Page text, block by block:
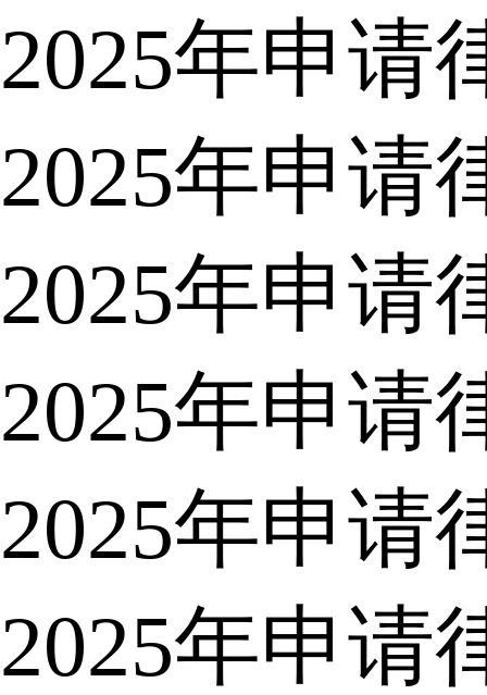
2025年申请
2025年申请
2025年申请
2025年申请
2025年申请
2025年申请